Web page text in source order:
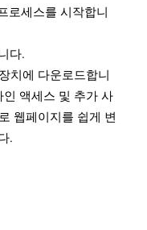
로세스를 시작합니
다.
치에 다운로드합니
액세스 및 추가 사
웹페이지를 쉽게 변
.